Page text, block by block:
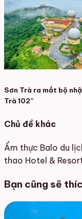
Sơn Trà ra mắt bộ
Trà 102”
Chủ đề khác
Ẩm thực Balo du
thao Hotel &
Bạn cũng sẽ